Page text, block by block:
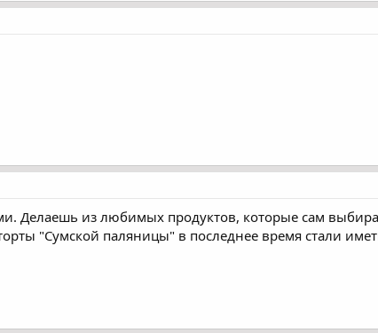
Делаешь из любимых продуктов, которые сам
"Сумской паляницы" в последнее время стали